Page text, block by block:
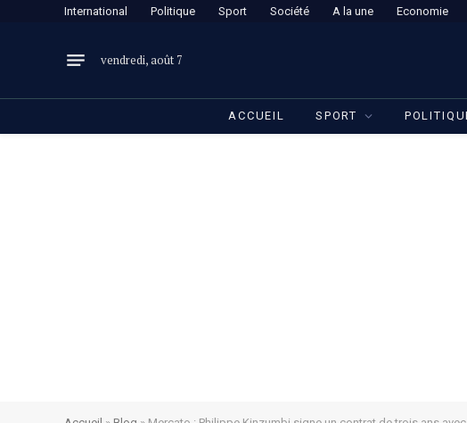
International Politique Sport Société A la une Economie
vendredi, août 7
ACCUEIL SPORT